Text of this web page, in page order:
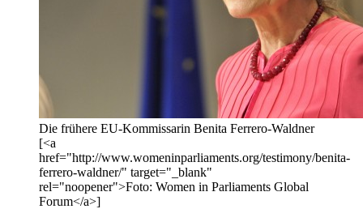
Die frühere EU-Kommissarin Benita Ferrero-Waldner
[<a
href="http://www.womeninparliaments.org/testimony/benita-
ferrero-waldner/" target="_blank"
rel="noopener">Foto: Women in Parliaments Global
Forum</a>]